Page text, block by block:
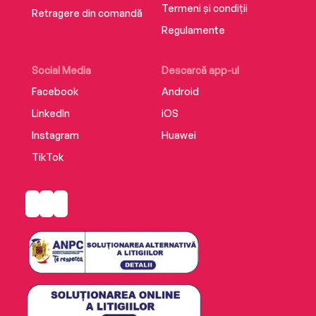
Retragere din comandă
Social Media
Facebook
LinkedIn
Instagram
TikTok
Descarcă app-ul
Android
iOS
Huawei
Termeni și condiții
Regulamente